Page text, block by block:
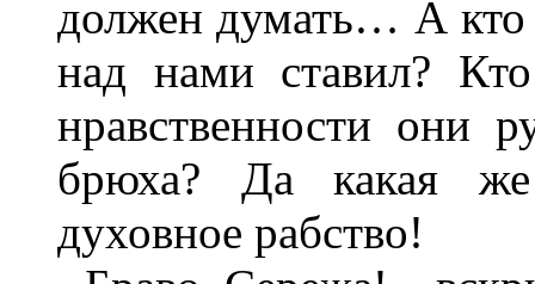
должен думать… А кто
над нами ставил?
нравственности они
брюха? Да какая же
духовное рабство!